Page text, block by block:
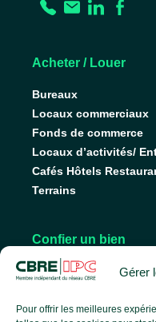
Gérer
Pour offrir les meilleures
Acheter / Louer
Bureaux
Locaux commerciaux
Fonds de commerce
Locaux d’activités/
Cafés Hôtels
Terrains
Confier un bien
Nos conseils pour
Faire gérer son bien